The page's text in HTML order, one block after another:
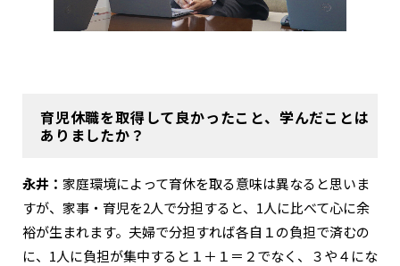
育児休職を取得して良かったこと、学んだことは
ありましたか？
永井： 家庭環境によって育休を取る意味は異なると思いま
すが、家事・育児を2人で分担すると、1人に比べて心に余
裕が生まれます。夫婦で分担すれば各自１の負担で済むの
に、1人に負担が集中すると１＋１＝２でなく、３や４にな